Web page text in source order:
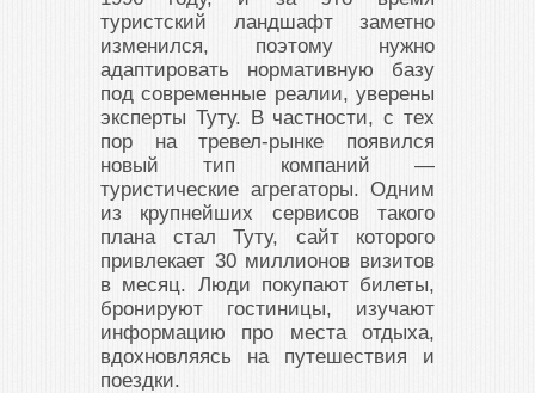
туристский ландшафт заметно
изменился, поэтому нужно
адаптировать нормативную базу
под современные реалии, уверены
эксперты Туту. В частности, с тех
пор на тревел-рынке появился
новый тип компаний —
туристические агрегаторы. Одним
из крупнейших сервисов такого
плана стал Туту, сайт которого
привлекает 30 миллионов визитов
в месяц. Люди покупают билеты,
бронируют гостиницы, изучают
информацию про места отдыха,
вдохновляясь на путешествия и
поездки.